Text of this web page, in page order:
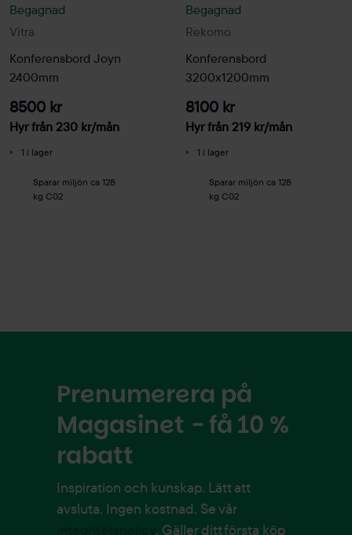
Vitra
Begagnad
Konferensbord Joyn
2400mm
8500 kr
Hyr från 230 kr/mån
1 i lager
Sparar miljön ca 128
kg C02
Rekomo
Begagnad
Konferensbord
3200x1200mm
8100 kr
Hyr från 219 kr/mån
1 i lager
Sparar miljön ca 128
kg C02
Prenumerera på
Magasinet - få 10 %
rabatt
Inspiration och kunskap. Lätt att
avsluta. Ingen kostnad. Se vår
. Gäller ditt första köp